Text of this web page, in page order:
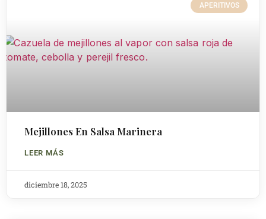
APERITIVOS
Mejillones En Salsa Marinera
LEER MÁS
diciembre 18, 2025